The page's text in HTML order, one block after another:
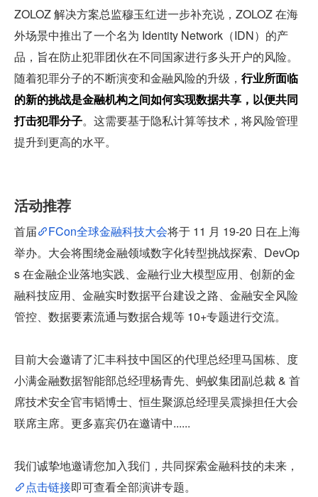
ZOLOZ 解决方案总监穆玉红进一步补充说，ZOLOZ 在海
外场景中推出了一个名为 Identity Network（IDN）的产
品，旨在防止犯罪团伙在不同国家进行多头开户的风险。
随着犯罪分子的不断演变和金融风险的升级， 行业所面临
的新的挑战是金融机构之间如何实现数据共享，以便共同
打击犯罪分子。这需要基于隐私计算等技术，将风险管理
提升到更高的水平。
活动推荐
首届 FCon全球金融科技大会将于 11 月 19-20 日在上海
举办。大会将围绕金融领域数字化转型挑战探索、DevOp
s 在金融企业落地实践、金融行业大模型应用、创新的金
融科技应用、金融实时数据平台建设之路、金融安全风险
管控、数据要素流通与数据合规等 10+专题进行交流。
目前大会邀请了汇丰科技中国区的代理总经理马国栋、度
小满金融数据智能部总经理杨青先、蚂蚁集团副总裁 & 首
席技术安全官韦韬博士、恒生聚源总经理吴震操担任大会
联席主席。更多嘉宾仍在邀请中......
我们诚挚地邀请您加入我们，共同探索金融科技的未来，
点击链接即可查看全部演讲专题。